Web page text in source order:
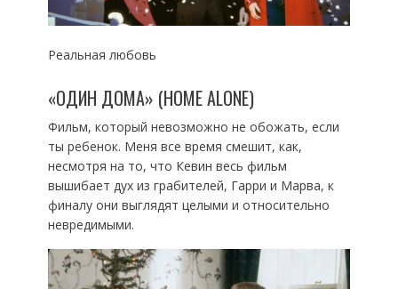
Реальная любовь
«ОДИН ДОМА» (HOME ALONE)
Фильм, который невозможно не обожать, если
ты ребенок. Меня все время смешит, как,
несмотря на то, что Кевин весь фильм
вышибает дух из грабителей, Гарри и Марва, к
финалу они выглядят целыми и относительно
невредимыми.